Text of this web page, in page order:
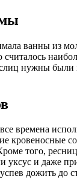
ванны из
считалось
нужны были
времена
кровеносные
того,
и даже
дожить до